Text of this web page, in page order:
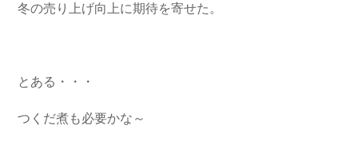
冬の売り上げ向上に期待を寄せた。
とある・・・
つくだ煮も必要かな～